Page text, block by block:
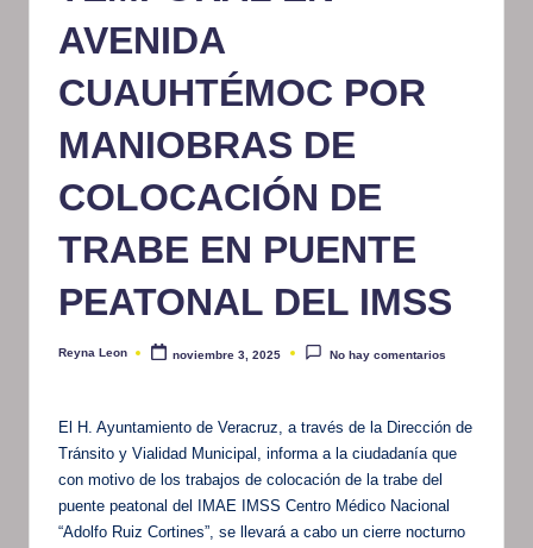
AVENIDA
CUAUHTÉMOC POR
MANIOBRAS DE
COLOCACIÓN DE
TRABE EN PUENTE
PEATONAL DEL IMSS
Publicado
Reyna Leon noviembre 3, 2025 No hay comentarios
El H. Ayuntamiento de Veracruz, a través de la Dirección de
Tránsito y Vialidad Municipal, informa a la ciudadanía que
con motivo de los trabajos de colocación de la trabe del
puente peatonal del IMAE IMSS Centro Médico Nacional
“Adolfo Ruiz Cortines”, se llevará a cabo un cierre nocturno